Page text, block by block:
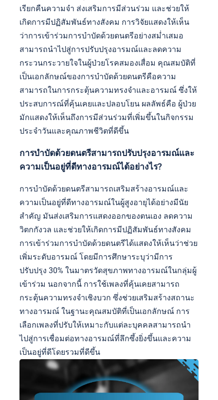
เรียกคืนความจำ ส่งเสริมการมีส่วนร่วม และช่วยให้
เกิดการมีปฏิสัมพันธ์ทางสังคม การวิจัยแสดงให้เห็น
ว่าการเข้าร่วมการบำบัดด้วยดนตรีอย่างสม่ำเสมอ
สามารถนำไปสู่การปรับปรุงอารมณ์และลดความ
กระวนกระวายใจในผู้ป่วยโรคสมองเสื่อม คุณสมบัติที่
เป็นเอกลักษณ์ของการบำบัดด้วยดนตรีคือความ
สามารถในการกระตุ้นความทรงจำและอารมณ์ ซึ่งให้
ประสบการณ์ที่คุ้นเคยและปลอบโยน ผลลัพธ์คือ ผู้ป่วย
มักแสดงให้เห็นถึงการมีส่วนร่วมที่เพิ่มขึ้นในกิจกรรม
ประจำวันและคุณภาพชีวิตที่ดีขึ้น
การบำบัดด้วยดนตรีสามารถปรับปรุงอารมณ์และ
ความเป็นอยู่ที่ดีทางอารมณ์ได้อย่างไร?
การบำบัดด้วยดนตรีสามารถเสริมสร้างอารมณ์และ
ความเป็นอยู่ที่ดีทางอารมณ์ในผู้สูงอายุได้อย่างมีนัย
สำคัญ มันส่งเสริมการแสดงออกของตนเอง ลดความ
วิตกกังวล และช่วยให้เกิดการมีปฏิสัมพันธ์ทางสังคม
การเข้าร่วมการบำบัดด้วยดนตรีได้แสดงให้เห็นว่าช่วย
เพิ่มระดับอารมณ์ โดยมีการศึกษาระบุว่ามีการ
ปรับปรุง 30% ในมาตรวัดสุขภาพทางอารมณ์ในกลุ่มผู้
เข้าร่วม นอกจากนี้ การใช้เพลงที่คุ้นเคยสามารถ
กระตุ้นความทรงจำเชิงบวก ซึ่งช่วยเสริมสร้างสถานะ
ทางอารมณ์ ในฐานะคุณสมบัติที่เป็นเอกลักษณ์ การ
เลือกเพลงที่ปรับให้เหมาะกับแต่ละบุคคลสามารถนำ
ไปสู่การเชื่อมต่อทางอารมณ์ที่ลึกซึ้งยิ่งขึ้นและความ
เป็นอยู่ที่ดีโดยรวมที่ดีขึ้น